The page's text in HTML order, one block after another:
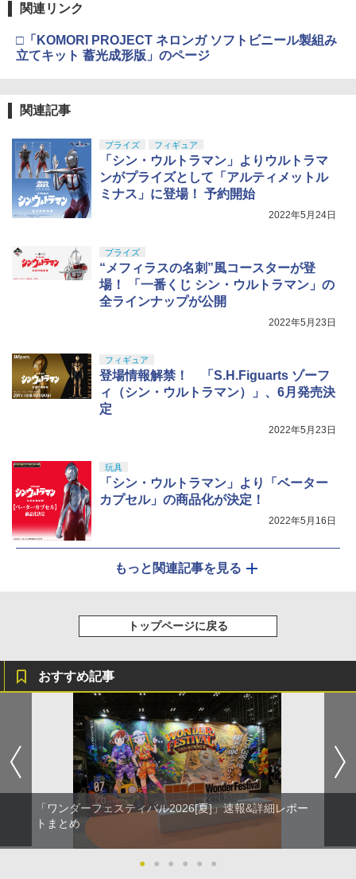
￥2,300
￥1,580
4
52TOYS BLINDBOX ディズニー プリン
セス On the Run シリーズ ブラインドボ
TAMASHII NATIONS オリジン・オブ・
バルキリー 超時空要塞マクロス VF-1J
バルキリー45th Anniv. 約225mm ABS&
￥21,950
4
HG 機動戦士ガンダム00 グラハム専用ユ
ニオンフラッグカスタム 1/144スケール
5
BANDAI SPIRITS(バンダイスピリッツ)
30MS SIS-H00 セスティエ[カラーC] 色
分け済みプラモデル
4
￥2,666
￥3,815
8ml ホビー用仕上材 B603
ズ No.3 タミヤセメント(角びん) 40ml 模
型用接着剤 87003
￥184
関連リンク
□「KOMORI PROJECT ネロンガ ソフトビニール製組み
立てキット 蓄光成形版」のページ
関連記事
プライズ フィギュア
「シン・ウルトラマン」よりウルトラマ
ンがプライズとして「アルティメットル
ミナス」に登場！ 予約開始
2022年5月24日
プライズ
“メフィラスの名刺”風コースターが登
場！ 「一番くじ シン・ウルトラマン」の
全ラインナップが公開
2022年5月23日
フィギュア
登場情報解禁！ 「S.H.Figuarts ゾーフ
ィ（シン・ウルトラマン）」、6月発売決
定
2022年5月23日
玩具
「シン・ウルトラマン」より「ベーター
カプセル」の商品化が決定！
2022年5月16日
もっと関連記事を見る
トップページに戻る
おすすめ記事
「ワンダーフェスティバル2026[夏]」速報&詳細レポー
トまとめ
● ● ● ● ● ●